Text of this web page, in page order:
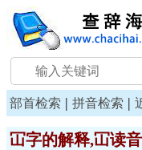
部首检索 | 拼音检索 |
冚字的解释,冚读